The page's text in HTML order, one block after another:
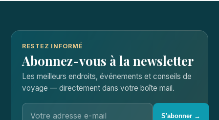
RESTEZ INFORMÉ
Abonnez-vous à la newsletter
Les meilleurs endroits, événements et conseils de
voyage — directement dans votre boîte mail.
S'abonner →